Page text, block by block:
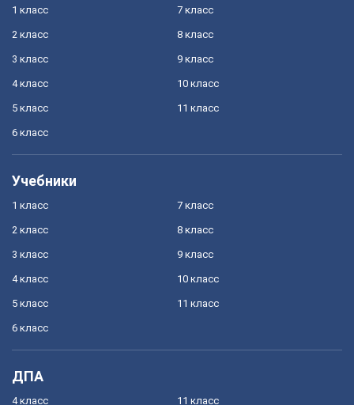
1 класс
2 класс
3 класс
4 класс
5 класс
6 класс
7 класс
8 класс
9 класс
10 класс
11 класс
Учебники
1 класс
2 класс
3 класс
4 класс
5 класс
6 класс
7 класс
8 класс
9 класс
10 класс
11 класс
ДПА
4 класс 11 класс